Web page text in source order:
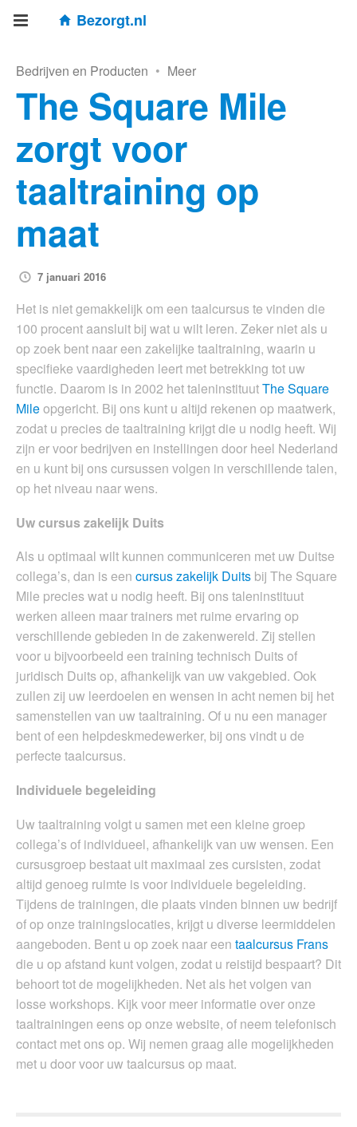
Bezorgt.nl
Bedrijven en Producten • Meer
The Square Mile
zorgt voor
taaltraining op
maat
7 januari 2016
Het is niet gemakkelijk om een taalcursus te vinden die
100 procent aansluit bij wat u wilt leren. Zeker niet als u
op zoek bent naar een zakelijke taaltraining, waarin u
specifieke vaardigheden leert met betrekking tot uw
functie. Daarom is in 2002 het taleninstituutThe Square
Mileopgericht. Bij ons kunt u altijd rekenen op maatwerk,
zodat u precies de taaltraining krijgt die u nodig heeft. Wij
zijn er voor bedrijven en instellingen door heel Nederland
en u kunt bij ons cursussen volgen in verschillende talen,
op het niveau naar wens.
Uw cursus zakelijk Duits
Als u optimaal wilt kunnen communiceren met uw Duitse
collega’s, dan is een cursus zakelijk Duits bij The Square
Mile precies wat u nodig heeft. Bij ons taleninstituut
werken alleen maar trainers met ruime ervaring op
verschillende gebieden in de zakenwereld. Zij stellen
voor u bijvoorbeeld een training technisch Duits of
juridisch Duits op, afhankelijk van uw vakgebied. Ook
zullen zij uw leerdoelen en wensen in acht nemen bij het
samenstellen van uw taaltraining. Of u nu een manager
bent of een helpdeskmedewerker, bij ons vindt u de
perfecte taalcursus.
Individuele begeleiding
Uw taaltraining volgt u samen met een kleine groep
collega’s of individueel, afhankelijk van uw wensen. Een
cursusgroep bestaat uit maximaal zes cursisten, zodat
altijd genoeg ruimte is voor individuele begeleiding.
Tijdens de trainingen, die plaats vinden binnen uw bedrijf
of op onze trainingslocaties, krijgt u diverse leermiddelen
aangeboden. Bent u op zoek naar een taalcursus Frans
die u op afstand kunt volgen, zodat u reistijd bespaart? Dit
behoort tot de mogelijkheden. Net als het volgen van
losse workshops. Kijk voor meer informatie over onze
taaltrainingen eens op onze website, of neem telefonisch
contact met ons op. Wij nemen graag alle mogelijkheden
met u door voor uw taalcursus op maat.